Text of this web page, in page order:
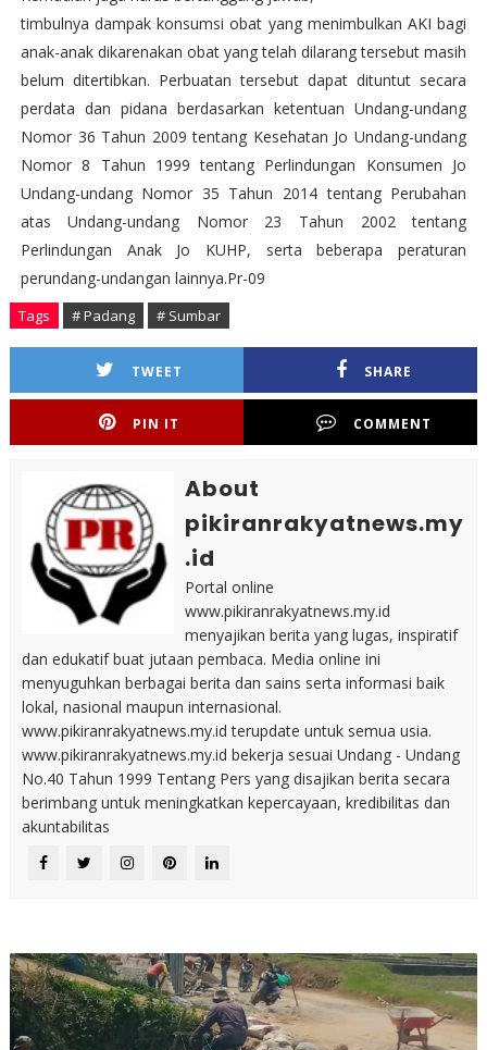
timbulnya dampak konsumsi obat yang menimbulkan AKI bagi
anak-anak dikarenakan obat yang telah dilarang tersebut masih
belum ditertibkan. Perbuatan tersebut dapat dituntut secara
perdata dan pidana berdasarkan ketentuan Undang-undang
Nomor 36 Tahun 2009 tentang Kesehatan Jo Undang-undang
Nomor 8 Tahun 1999 tentang Perlindungan Konsumen Jo
Undang-undang Nomor 35 Tahun 2014 tentang Perubahan
atas Undang-undang Nomor 23 Tahun 2002 tentang
Perlindungan Anak Jo KUHP, serta beberapa peraturan
perundang-undangan lainnya.Pr-09
Tags # Padang # Sumbar
TWEET SHARE
PIN IT COMMENT
About
pikiranrakyatnews.my
.id
Portal online
www.pikiranrakyatnews.my.id
menyajikan berita yang lugas, inspiratif
dan edukatif buat jutaan pembaca. Media online ini
menyuguhkan berbagai berita dan sains serta informasi baik
lokal, nasional maupun internasional.
www.pikiranrakyatnews.my.id terupdate untuk semua usia.
www.pikiranrakyatnews.my.id bekerja sesuai Undang - Undang
No.40 Tahun 1999 Tentang Pers yang disajikan berita secara
berimbang untuk meningkatkan kepercayaan, kredibilitas dan
akuntabilitas